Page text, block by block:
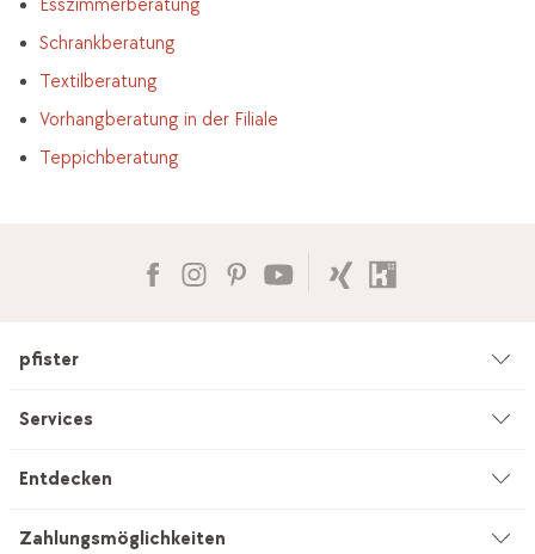
Esszimmerberatung
Schrankberatung
Textilberatung
Vorhangberatung in der Filiale
Teppichberatung
pfister
Unternehmen
Services
Beratung
Entdecken
Küchenstudio
Zahlungsmöglichkeiten